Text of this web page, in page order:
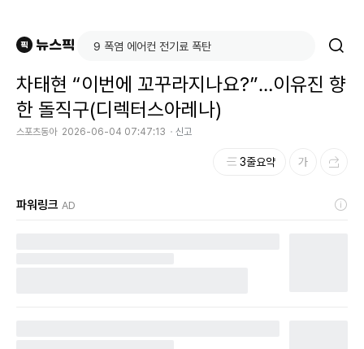
차태현 “이번에 꼬꾸라지나요?”…이유진 향
한 돌직구(디렉터스아레나)
스포츠동아 2026-06-04 07:47:13 신고
3줄요약
파워링크 AD